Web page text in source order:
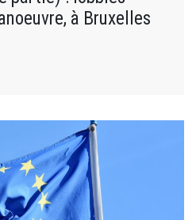
à Bruxelles